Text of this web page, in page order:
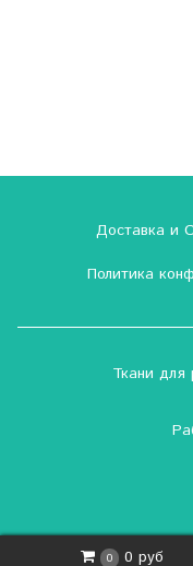
Доставка и
Политика
Ткани для
0 0 руб